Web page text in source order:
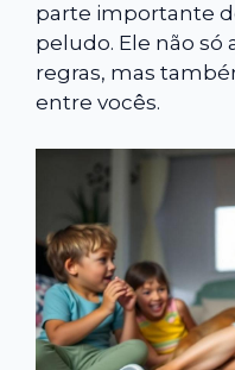
parte importante
peludo. Ele não só
regras, mas
entre vocês.